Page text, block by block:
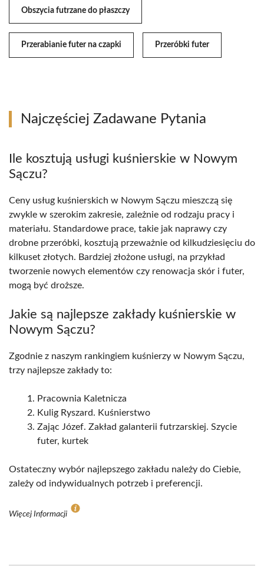
Obszycia futrzane do płaszczy
Przerabianie futer na czapki Przeróbki futer
Najczęściej Zadawane Pytania
Ile kosztują usługi kuśnierskie w Nowym
Sączu?
Ceny usług kuśnierskich w Nowym Sączu mieszczą się
zwykle w szerokim zakresie, zależnie od rodzaju pracy i
materiału. Standardowe prace, takie jak naprawy czy
drobne przeróbki, kosztują przeważnie od kilkudziesięciu do
kilkuset złotych. Bardziej złożone usługi, na przykład
tworzenie nowych elementów czy renowacja skór i futer,
mogą być droższe.
Jakie są najlepsze zakłady kuśnierskie w
Nowym Sączu?
Zgodnie z naszym rankingiem kuśnierzy w Nowym Sączu,
trzy najlepsze zakłady to:
Pracownia Kaletnicza
Kulig Ryszard. Kuśnierstwo
Zając Józef. Zakład galanterii futrzarskiej. Szycie
futer, kurtek
Ostateczny wybór najlepszego zakładu należy do Ciebie,
zależy od indywidualnych potrzeb i preferencji.
Więcej Informacji